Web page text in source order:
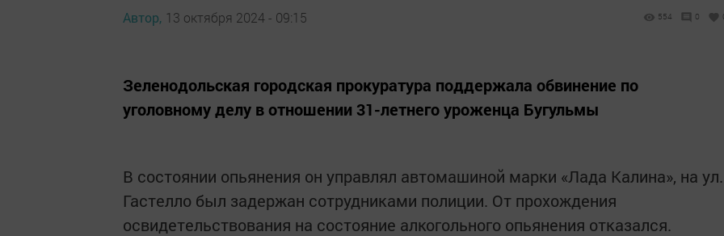
Автор, 13 октября 2024 - 09:15 554 0
Зеленодольская городская прокуратура поддержала обвинение по
уголовному делу в отношении 31-летнего уроженца Бугульмы
В состоянии опьянения он управлял автомашиной марки «Лада Калина», на ул.
Гастелло был задержан сотрудниками полиции. От прохождения
освидетельствования на состояние алкогольного опьянения отказался.